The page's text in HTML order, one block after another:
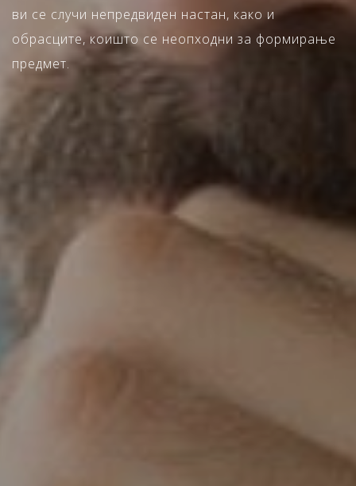
ви се случи непредвиден настан, како и
обрасците, коишто се неопходни за формирање
предмет.